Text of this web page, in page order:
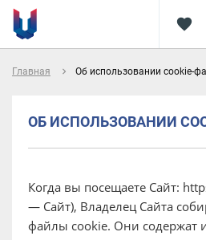
favorite
Главная navigate_next Об использовании cookie-
ОБ ИСПОЛЬЗОВАНИИ
Когда вы посещаете Сайт:
— Сайт), Владелец Сайта
файлы cookie. Они содержат